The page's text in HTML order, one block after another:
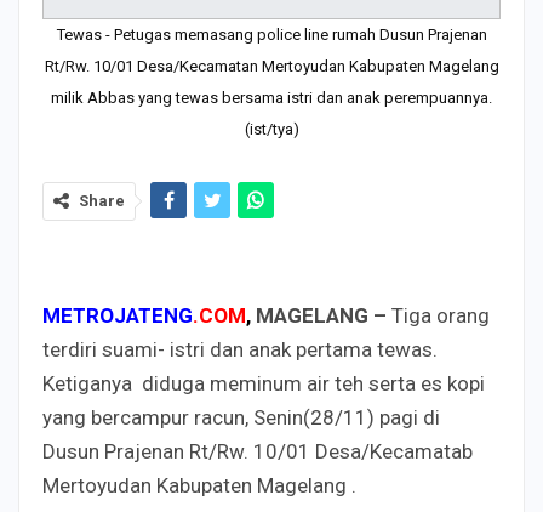
Tewas - Petugas memasang police line rumah Dusun Prajenan
Rt/Rw. 10/01 Desa/Kecamatan Mertoyudan Kabupaten Magelang
milik Abbas yang tewas bersama istri dan anak perempuannya.
(ist/tya)
Share
METROJATENG.COM, MAGELANG – Tiga orang
terdiri suami- istri dan anak pertama tewas.
Ketiganya diduga meminum air teh serta es kopi
yang bercampur racun, Senin(28/11) pagi di
Dusun Prajenan Rt/Rw. 10/01 Desa/Kecamatab
Mertoyudan Kabupaten Magelang .